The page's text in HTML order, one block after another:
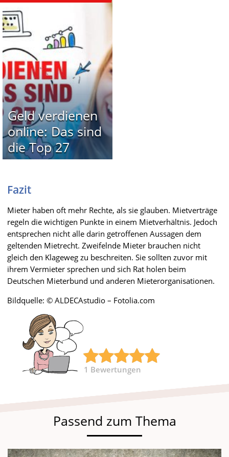
Geld verdienen
online: Das sind
die Top 27
Fazit
Mieter haben oft mehr Rechte, als sie glauben. Mietverträge
regeln die wichtigen Punkte in einem Mietverhältnis. Jedoch
entsprechen nicht alle darin getroffenen Aussagen dem
geltenden Mietrecht. Zweifelnde Mieter brauchen nicht
gleich den Klageweg zu beschreiten. Sie sollten zuvor mit
ihrem Vermieter sprechen und sich Rat holen beim
Deutschen Mieterbund und anderen Mieterorganisationen.
Bildquelle: © ALDECAstudio – Fotolia.com
1 Bewertungen
Passend zum Thema